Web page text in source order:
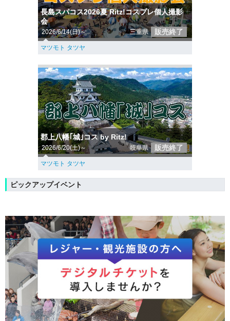
長島スパコス2026夏 Ritz!コスプレ個人撮影
会
2026/6/14(日)～ 三重県 販売終了
マツモト タツヤ
郡上八幡｢城｣コス by Ritz!
2026/6/20(土)～ 岐阜県 販売終了
マツモト タツヤ
ピックアップイベント